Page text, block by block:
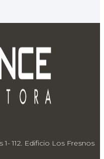
112. Edificio Los Fresnos